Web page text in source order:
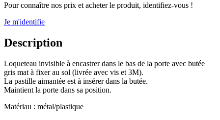
Pour connaître nos prix et acheter le produit, identifiez-vous !
Je m'identifie
Description
Loqueteau invisible à encastrer dans le bas de la porte avec butée
gris mat à fixer au sol (livrée avec vis et 3M).
La pastille aimantée est à insérer dans la butée.
Maintient la porte dans sa position.
Matériau : métal/plastique